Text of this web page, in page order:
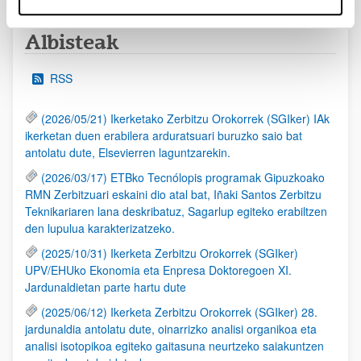
Albisteak
RSS
(2026/05/21) Ikerketako Zerbitzu Orokorrek (SGIker) IAk
ikerketan duen erabilera arduratsuari buruzko saio bat
antolatu dute, Elsevierren laguntzarekin.
(2026/03/17) ETBko Tecnólopis programak Gipuzkoako
RMN Zerbitzuari eskaini dio atal bat, Iñaki Santos Zerbitzu
Teknikariaren lana deskribatuz, Sagarlup egiteko erabiltzen
den lupulua karakterizatzeko.
(2025/10/31) Ikerketa Zerbitzu Orokorrek (SGIker)
UPV/EHUko Ekonomia eta Enpresa Doktoregoen XI.
Jardunaldietan parte hartu dute
(2025/06/12) Ikerketa Zerbitzu Orokorrek (SGIker) 28.
jardunaldia antolatu dute, oinarrizko analisi organikoa eta
analisi isotopikoa egiteko gaitasuna neurtzeko saiakuntzen